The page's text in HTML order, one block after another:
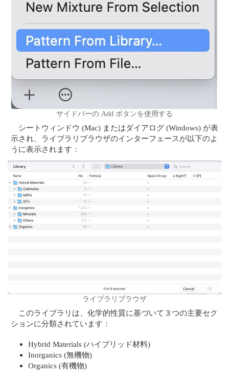
サイドバーの Add ボタンを使用する
シートウィンドウ (Mac) またはダイアログ (Windows) が表
示され、ライブラリブラウザのインターフェースが以下のよ
うに表示されます：
ライブラリブラウザ
このライブラリは、化学的性質に基づいて３つの主要セク
ションに分類されています：
Hybrid Materials (ハイブリッド材料)
Inorganics (無機物)
Organics (有機物)